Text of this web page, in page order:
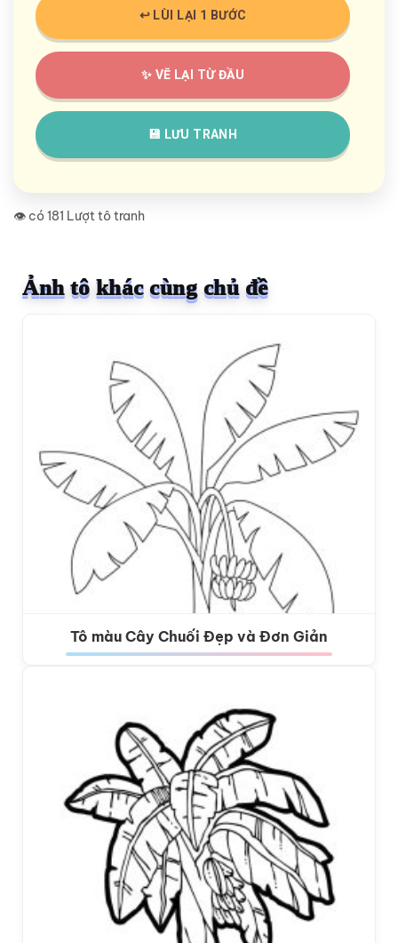
↩️ LÙI LẠI 1 BƯỚC
✨ VẼ LẠI TỪ ĐẦU
💾 LƯU TRANH
👁️ có 181 Lượt tô tranh
Ảnh tô khác cùng chủ đề
Tô màu Cây Chuối Đẹp và Đơn Giản